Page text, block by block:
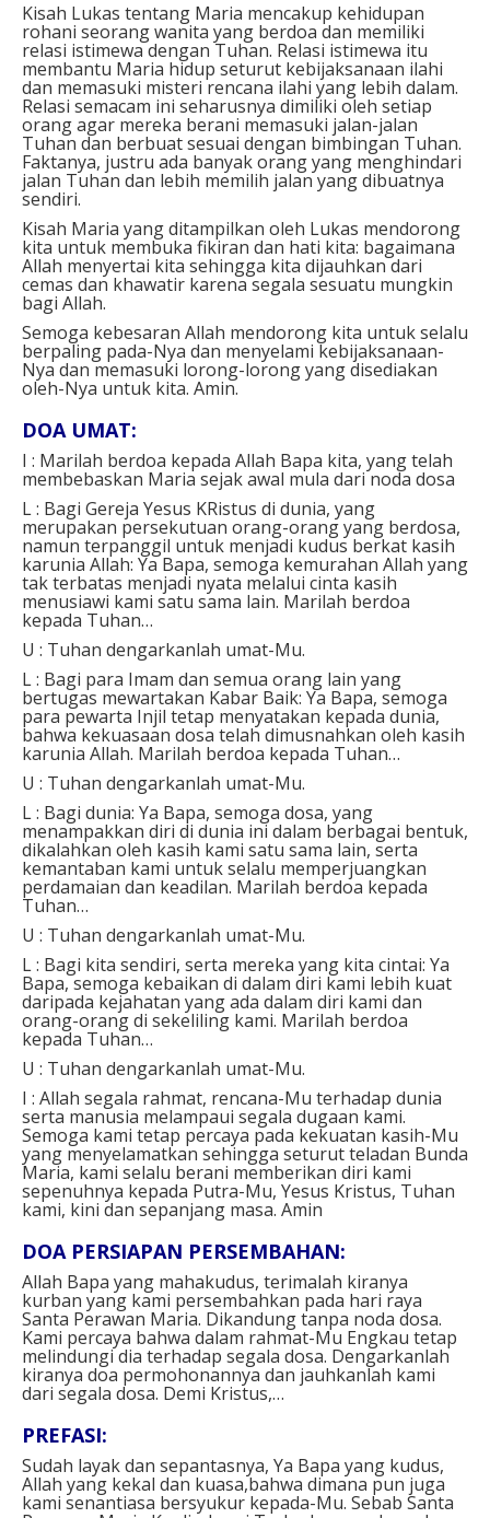
Kisah Lukas tentang Maria mencakup kehidupan
rohani seorang wanita yang berdoa dan memiliki
relasi istimewa dengan Tuhan. Relasi istimewa itu
membantu Maria hidup seturut kebijaksanaan ilahi
dan memasuki misteri rencana ilahi yang lebih dalam.
Relasi semacam ini seharusnya dimiliki oleh setiap
orang agar mereka berani memasuki jalan-jalan
Tuhan dan berbuat sesuai dengan bimbingan Tuhan.
Faktanya, justru ada banyak orang yang menghindari
jalan Tuhan dan lebih memilih jalan yang dibuatnya
sendiri.
Kisah Maria yang ditampilkan oleh Lukas mendorong
kita untuk membuka fikiran dan hati kita: bagaimana
Allah menyertai kita sehingga kita dijauhkan dari
cemas dan khawatir karena segala sesuatu mungkin
bagi Allah.
Semoga kebesaran Allah mendorong kita untuk selalu
berpaling pada-Nya dan menyelami kebijaksanaan-
Nya dan memasuki lorong-lorong yang disediakan
oleh-Nya untuk kita. Amin.
DOA UMAT:
I : Marilah berdoa kepada Allah Bapa kita, yang telah
membebaskan Maria sejak awal mula dari noda dosa
L : Bagi Gereja Yesus KRistus di dunia, yang
merupakan persekutuan orang-orang yang berdosa,
namun terpanggil untuk menjadi kudus berkat kasih
karunia Allah: Ya Bapa, semoga kemurahan Allah yang
tak terbatas menjadi nyata melalui cinta kasih
menusiawi kami satu sama lain. Marilah berdoa
kepada Tuhan…
U : Tuhan dengarkanlah umat-Mu.
L : Bagi para Imam dan semua orang lain yang
bertugas mewartakan Kabar Baik: Ya Bapa, semoga
para pewarta Injil tetap menyatakan kepada dunia,
bahwa kekuasaan dosa telah dimusnahkan oleh kasih
karunia Allah. Marilah berdoa kepada Tuhan…
U : Tuhan dengarkanlah umat-Mu.
L : Bagi dunia: Ya Bapa, semoga dosa, yang
menampakkan diri di dunia ini dalam berbagai bentuk,
dikalahkan oleh kasih kami satu sama lain, serta
kemantaban kami untuk selalu memperjuangkan
perdamaian dan keadilan. Marilah berdoa kepada
Tuhan…
U : Tuhan dengarkanlah umat-Mu.
L : Bagi kita sendiri, serta mereka yang kita cintai: Ya
Bapa, semoga kebaikan di dalam diri kami lebih kuat
daripada kejahatan yang ada dalam diri kami dan
orang-orang di sekeliling kami. Marilah berdoa
kepada Tuhan…
U : Tuhan dengarkanlah umat-Mu.
I : Allah segala rahmat, rencana-Mu terhadap dunia
serta manusia melampaui segala dugaan kami.
Semoga kami tetap percaya pada kekuatan kasih-Mu
yang menyelamatkan sehingga seturut teladan Bunda
Maria, kami selalu berani memberikan diri kami
sepenuhnya kepada Putra-Mu, Yesus Kristus, Tuhan
kami, kini dan sepanjang masa. Amin
DOA PERSIAPAN PERSEMBAHAN:
Allah Bapa yang mahakudus, terimalah kiranya
kurban yang kami persembahkan pada hari raya
Santa Perawan Maria. Dikandung tanpa noda dosa.
Kami percaya bahwa dalam rahmat-Mu Engkau tetap
melindungi dia terhadap segala dosa. Dengarkanlah
kiranya doa permohonannya dan jauhkanlah kami
dari segala dosa. Demi Kristus,…
PREFASI:
Sudah layak dan sepantasnya, Ya Bapa yang kudus,
Allah yang kekal dan kuasa,bahwa dimana pun juga
kami senantiasa bersyukur kepada-Mu. Sebab Santa